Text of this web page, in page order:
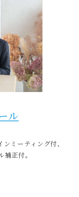
ル
ミーティング付、
正付。